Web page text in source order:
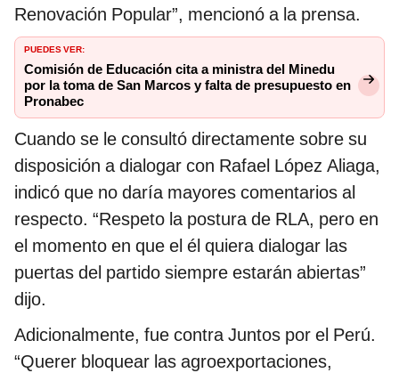
Renovación Popular”, mencionó a la prensa.
PUEDES VER:
Comisión de Educación cita a ministra del Minedu
por la toma de San Marcos y falta de presupuesto en
Pronabec
Cuando se le consultó directamente sobre su
disposición a dialogar con Rafael López Aliaga,
indicó que no daría mayores comentarios al
respecto. “Respeto la postura de RLA, pero en
el momento en que el él quiera dialogar las
puertas del partido siempre estarán abiertas”
dijo.
Adicionalmente, fue contra Juntos por el Perú.
“Querer bloquear las agroexportaciones,